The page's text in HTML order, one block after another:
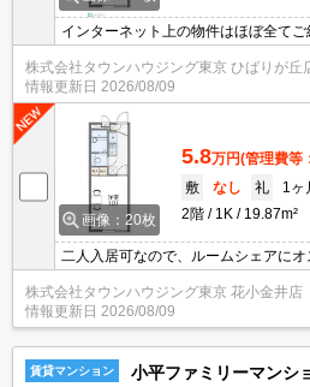
インターネット上の物件はほぼ全てご
します。お気軽にお問合せください
バー1のタウンハウジングまで。
株式会社タウンハウジング東京 ひばりが丘
情報更新日 2026/08/09
画像：20枚
5.8万円(管理費等
敷
なし 礼
1ヶ
2階
1K 19.87m²
二人入居可なので、ルームシェアにオ
新料も不要。更新の際、手数料とし
年未満の解約で違約金賃料の１ヶ月分
株式会社タウンハウジング東京 花小金井店
情報更新日 2026/08/09
賃貸マンション 小平ファミリーマンシ